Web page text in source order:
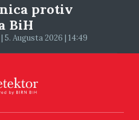
protiv
BiH
Augusta 2026 | 14:49